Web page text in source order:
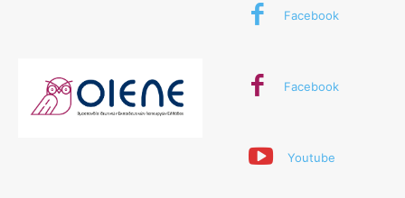
Facebook
Facebook
Youtube